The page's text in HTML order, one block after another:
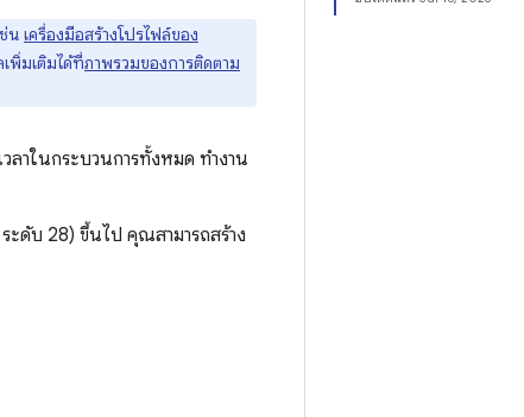
น เครื่องมือสร้างโปรไฟล์ของ
พิ่มเติมได้ที่ภาพรวมของการติดตาม
าในกระบวนการทั้งหมด ทำงาน
ะดับ 28) ขึ้นไป คุณสามารถสร้าง